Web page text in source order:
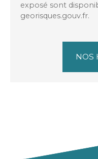
exposé sont
georisques.gouv.fr.
NOS